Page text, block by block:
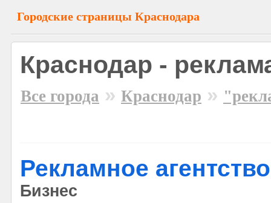
Городские страницы Краснодара
Краснодар -
Все города » Краснодар »
Рекламное
Бизнес